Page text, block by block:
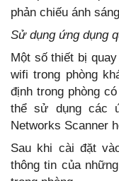
phản chiếu ánh
Sử dụng ứng dụng
Một số thiết bị
wifi trong phòng
định trong phòng
thể sử dụng các
Networks Scanner
Sau khi cài đặt
thông tin của